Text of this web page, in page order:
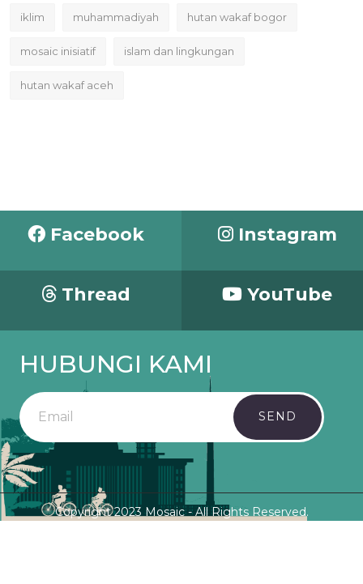
iklim muhammadiyah hutan wakaf bogor
mosaic inisiatif islam dan lingkungan
hutan wakaf aceh
Facebook Instagram
Thread YouTube
HUBUNGI KAMI
SEND
Copyright 2023 Mosaic - All Rights Reserved.